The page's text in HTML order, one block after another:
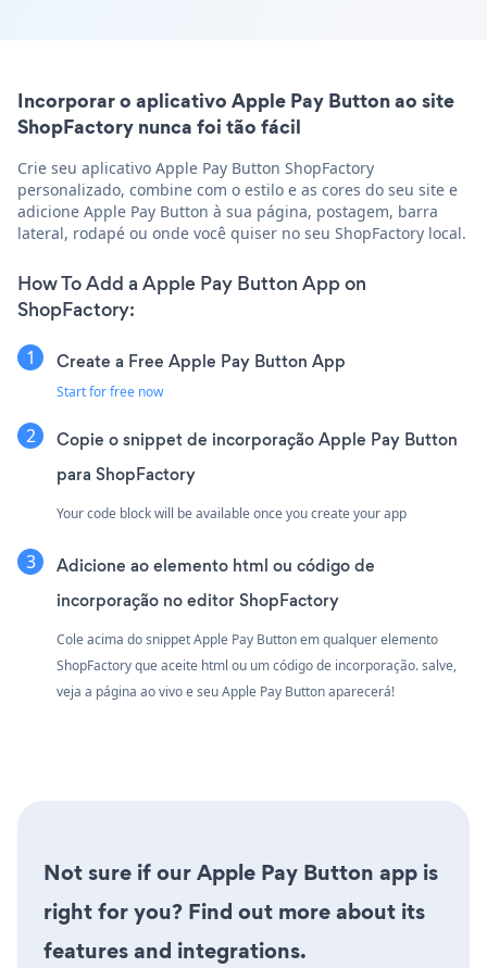
Incorporar o aplicativo Apple Pay Button ao site
ShopFactory nunca foi tão fácil
Crie seu aplicativo Apple Pay Button ShopFactory
personalizado, combine com o estilo e as cores do seu site e
adicione Apple Pay Button à sua página, postagem, barra
lateral, rodapé ou onde você quiser no seu ShopFactory local.
How To Add a Apple Pay Button App on
ShopFactory:
Create a Free Apple Pay Button App
Start for free now
Copie o snippet de incorporação Apple Pay Button
para ShopFactory
Your code block will be available once you create your app
Adicione ao elemento html ou código de
incorporação no editor ShopFactory
Cole acima do snippet Apple Pay Button em qualquer elemento
ShopFactory que aceite html ou um código de incorporação. salve,
veja a página ao vivo e seu Apple Pay Button aparecerá!
Not sure if our Apple Pay Button app is
right for you? Find out more about its
features and integrations.